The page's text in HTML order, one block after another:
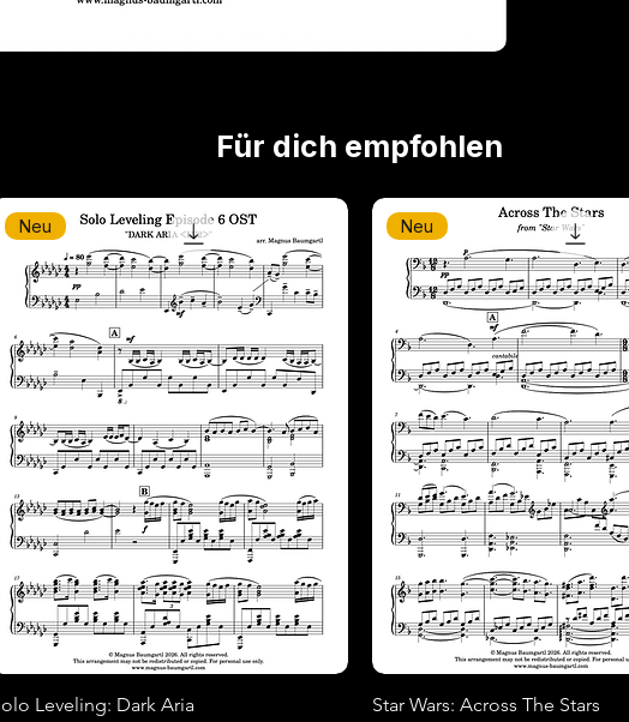
Für dich empfohlen
Schnellansicht
Neu
Leveling: Dark Aria
Schnellansicht
Neu
Star Wars: Across The Stars